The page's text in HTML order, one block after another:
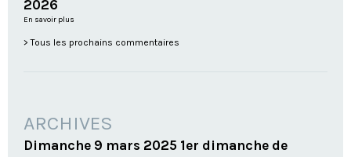
2026
En savoir plus
Tous les prochains commentaires
ARCHIVES
Dimanche 9 mars 2025 1er dimanche de